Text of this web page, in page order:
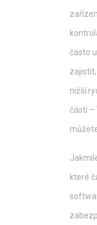
často
nižší
částí –
které